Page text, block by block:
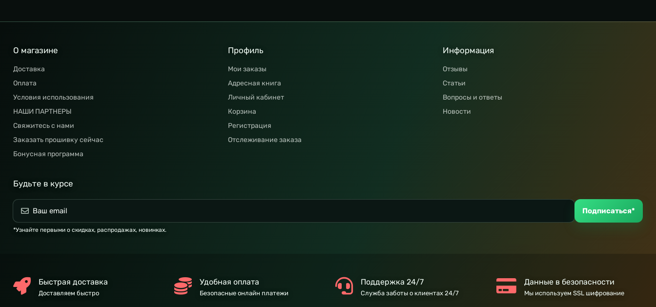
О магазине
Доставка
Оплата
Условия использования
НАШИ ПАРТНЕРЫ
Свяжитесь с нами
Заказать прошивку сейчас
Бонусная программа
Профиль
Мои заказы
Адресная книга
Личный кабинет
Корзина
Регистрация
Отслеживание заказа
Информация
Отзывы
Статьи
Вопросы и ответы
Новости
Будьте в курсе
Подписаться*
*Узнайте первыми о скидках, распродажах, новинках.
Быстрая доставка
Доставляем быстро
Удобная оплата
Безопасные онлайн платежи
Поддержка 24/7
Служба заботы о клиентах 24/7
Данные в безопасности
Мы используем SSL шифрование